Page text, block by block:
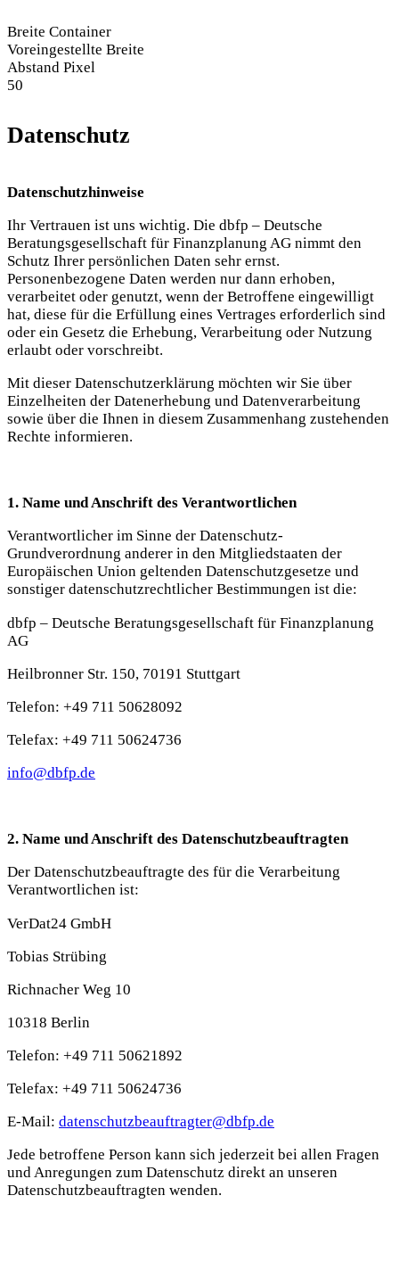
Breite Container
Voreingestellte Breite
Abstand Pixel
50
Datenschutz
Datenschutzhinweise
Ihr Vertrauen ist uns wichtig. Die dbfp – Deutsche
Beratungsgesellschaft für Finanzplanung AG nimmt den
Schutz Ihrer persönlichen Daten sehr ernst.
Personenbezogene Daten werden nur dann erhoben,
verarbeitet oder genutzt, wenn der Betroffene eingewilligt
hat, diese für die Erfüllung eines Vertrages erforderlich sind
oder ein Gesetz die Erhebung, Verarbeitung oder Nutzung
erlaubt oder vorschreibt.
Mit dieser Datenschutzerklärung möchten wir Sie über
Einzelheiten der Datenerhebung und Datenverarbeitung
sowie über die Ihnen in diesem Zusammenhang zustehenden
Rechte informieren.
1. Name und Anschrift des Verantwortlichen
Verantwortlicher im Sinne der Datenschutz-
Grundverordnung anderer in den Mitgliedstaaten der
Europäischen Union geltenden Datenschutzgesetze und
sonstiger datenschutzrechtlicher Bestimmungen ist die:
dbfp – Deutsche Beratungsgesellschaft für Finanzplanung
AG
Heilbronner Str. 150, 70191 Stuttgart
Telefon: +49 711 50628092
Telefax: +49 711 50624736
info@dbfp.de
2. Name und Anschrift des Datenschutzbeauftragten
Der Datenschutzbeauftragte des für die Verarbeitung
Verantwortlichen ist:
VerDat24 GmbH
Tobias Strübing
Richnacher Weg 10
10318 Berlin
Telefon: +49 711 50621892
Telefax: +49 711 50624736
E-Mail: datenschutzbeauftragter@dbfp.de
Jede betroffene Person kann sich jederzeit bei allen Fragen
und Anregungen zum Datenschutz direkt an unseren
Datenschutzbeauftragten wenden.